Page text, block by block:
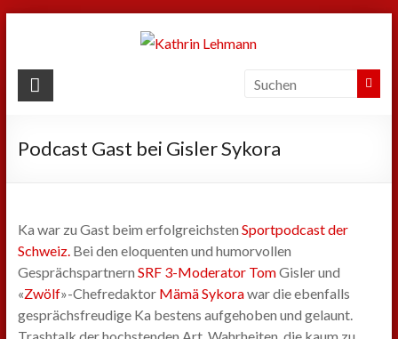
springen
Kathrin
Sport
Privat
Podcast Gast bei Gisler Sykora
Ka war zu Gast beim erfolgreichsten Sportpodcast der
Schweiz.Bei den eloquenten und humorvollen
Gesprächspartnern SRF 3-Moderator TomGisler und
«Zwölf»-Chefredaktor Mämä Sykorawar die ebenfalls
gesprächsfreudige Ka bestens aufgehoben und gelaunt.